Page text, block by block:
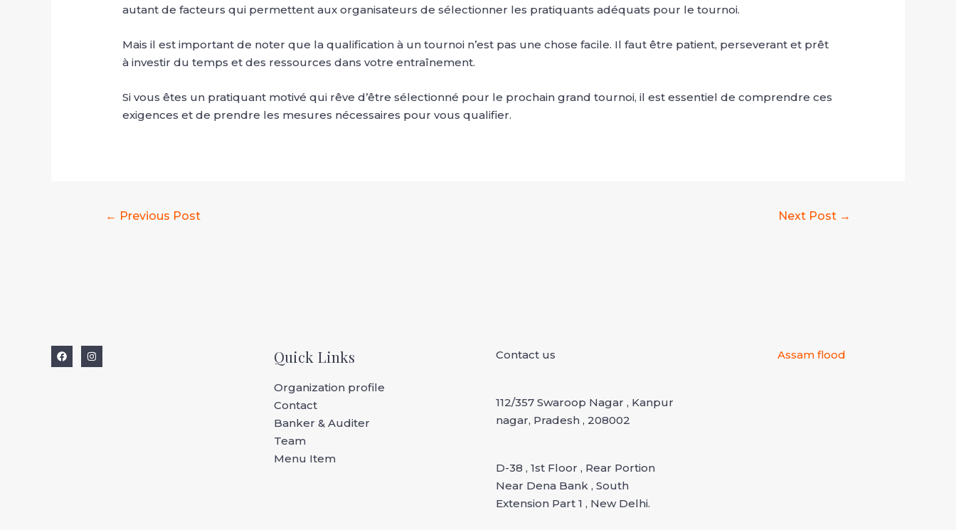
autant de facteurs qui permettent aux organisateurs de sélectionner les pratiquants adéquats pour le tournoi.
Mais il est important de noter que la qualification à un tournoi n’est pas une chose facile. Il faut être patient, perseverant et prêt
à investir du temps et des ressources dans votre entraînement.
Si vous êtes un pratiquant motivé qui rêve d’être sélectionné pour le prochain grand tournoi, il est essentiel de comprendre ces
exigences et de prendre les mesures nécessaires pour vous qualifier.
← Previous Post Next Post →
Quick Links
Organization profile
Contact
Banker & Auditer
Team
Menu Item
Contact us
112/357 Swaroop Nagar , Kanpur
nagar, Pradesh , 208002
D-38 , 1st Floor , Rear Portion
Near Dena Bank , South
Extension Part 1 , New Delhi.
Assam flood